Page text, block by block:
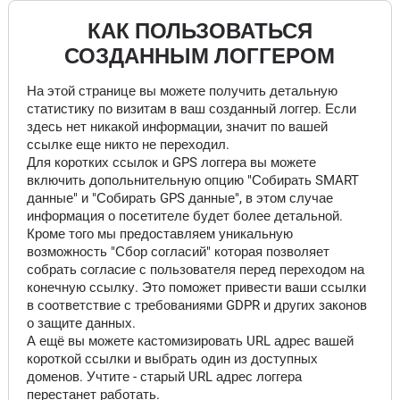
КАК ПОЛЬЗОВАТЬСЯ
СОЗДАННЫМ ЛОГГЕРОМ
На этой странице вы можете получить детальную
статистику по визитам в ваш созданный логгер. Если
здесь нет никакой информации, значит по вашей
ссылке еще никто не переходил.
Для коротких ссылок и GPS логгера вы можете
включить допольнительную опцию "Собирать SMART
данные" и "Собирать GPS данные", в этом случае
информация о посетителе будет более детальной.
Кроме того мы предоставляем уникальную
возможность "Сбор согласий" которая позволяет
собрать согласие с пользователя перед переходом на
конечную ссылку. Это поможет привести ваши ссылки
в соответствие с требованиями GDPR и других законов
о защите данных.
А ещё вы можете кастомизировать URL адрес вашей
короткой ссылки и выбрать один из доступных
доменов. Учтите - старый URL адрес логгера
перестанет работать.